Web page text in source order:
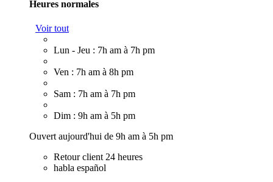
Heures normales
Voir tout
Lun - Jeu : 7h am à 7h pm
Ven : 7h am à 8h pm
Sam : 7h am à 7h pm
Dim : 9h am à 5h pm
Ouvert aujourd'hui de 9h am à 5h pm
Retour client 24 heures
habla español